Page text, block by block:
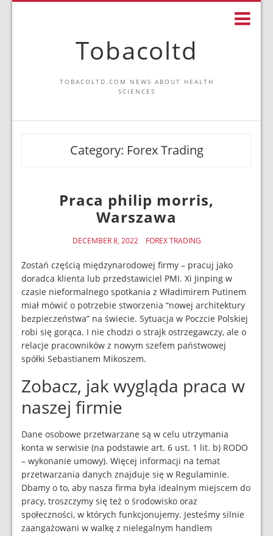
Tobacoltd
TOBACOLTD.COM NEWS ABOUT HEALTH
SCIENCES
Category: Forex Trading
Praca philip morris,
Warszawa
DECEMBER 8, 2022 FOREX TRADING
Zostań częścią międzynarodowej firmy – pracuj jako
doradca klienta lub przedstawiciel PMI. Xi Jinping w
czasie nieformalnego spotkania z Władimirem Putinem
miał mówić o potrzebie stworzenia “nowej architektury
bezpieczeństwa” na świecie. Sytuacja w Poczcie Polskiej
robi się gorąca. I nie chodzi o strajk ostrzegawczy, ale o
relacje pracowników z nowym szefem państwowej
spółki Sebastianem Mikoszem.
Zobacz, jak wygląda praca w
naszej firmie
Dane osobowe przetwarzane są w celu utrzymania
konta w serwisie (na podstawie art. 6 ust. 1 lit. b) RODO
– wykonanie umowy). Więcej informacji na temat
przetwarzania danych znajduje się w Regulaminie.
Dbamy o to, aby nasza firma była idealnym miejscem do
pracy, troszczymy się też o środowisko oraz
społeczności, w których funkcjonujemy. Jesteśmy silnie
zaangażowani w walkę z nielegalnym handlem